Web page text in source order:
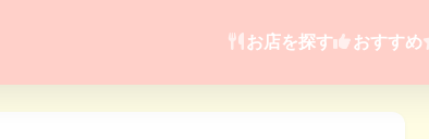
お店を探す おすすめ